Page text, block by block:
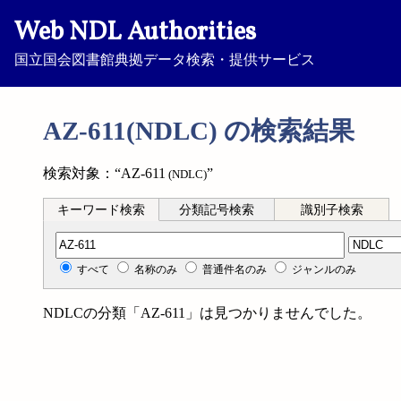
Web NDL Authorities
国立国会図書館典拠データ検索・提供サービス
AZ-611(NDLC) の検索結果
検索対象：“AZ-611 (NDLC)”
キーワード検索 分類記号検索 識別子検索
分類記号検索
すべて 名称のみ 普通件名のみ ジャンルのみ
NDLCの分類「AZ-611」は見つかりませんでした。